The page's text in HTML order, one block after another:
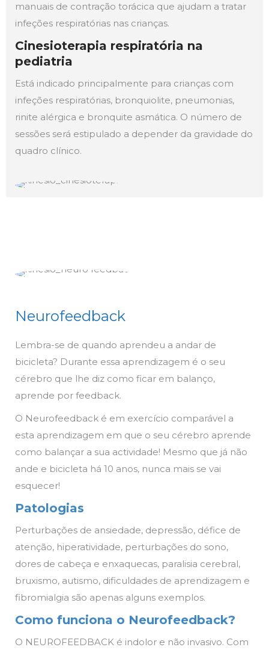
manuais de contração torácica que ajudam a tratar
infeções respiratórias nas crianças.
Cinesioterapia respiratória na
pediatria
Está indicado principalmente para crianças com
infeções respiratórias, bronquiolite, pneumonias,
rinite alérgica e bronquite asmática. O número de
sessões será estipulado a depender da gravidade do
quadro clínico.
Neurofeedback
Lembra-se de quando aprendeu a andar de
bicicleta? Durante essa aprendizagem é o seu
cérebro que lhe diz como ficar em balanço,
aprende por feedback.
O Neurofeedback é em exercício comparável a
esta aprendizagem em que o seu cérebro aprende
como balançar a sua actividade! Mesmo que já não
ande e bicicleta há 10 anos, nunca mais se vai
esquecer!
Patologias
Perturbações de ansiedade, depressão, défice de
atenção, hiperatividade, perturbações do sono,
dores de cabeça e enxaquecas, paralisia cerebral,
bruxismo, autismo, dificuldades de aprendizagem e
fibromialgia são apenas alguns exemplos.
Como funciona o Neurofeedback?
O NEUROFEEDBACK é indolor e não invasivo. Com